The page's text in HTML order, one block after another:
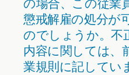
懲戒解雇の処分が
のでしょうか。不
内容に関しては、
業規則に記してい